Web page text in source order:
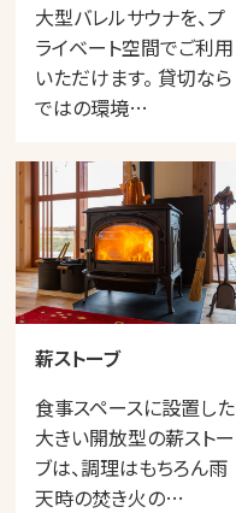
大型バレルサウナを、プ
ライベート空間でご利用
いただけます。 貸切なら
ではの環境…
薪ストーブ
食事スペースに設置した
大きい開放型の薪ストー
ブは、調理はもちろん雨
天時の焚き火の…